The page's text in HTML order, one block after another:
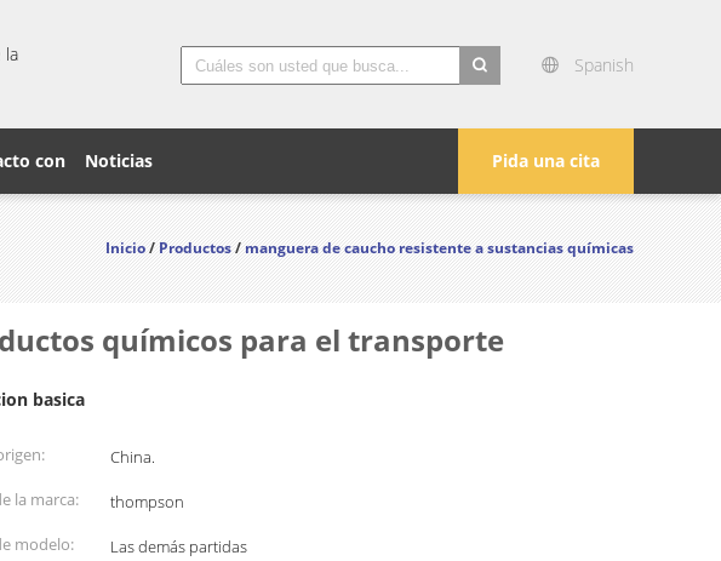
la
Spanish
Pida una cita
con Noticias
Inicio/Productos/manguera de caucho resistente a sustancias químicas
químicos para el transporte
basica
China.
la marca:
thompson
modelo:
Las demás partidas